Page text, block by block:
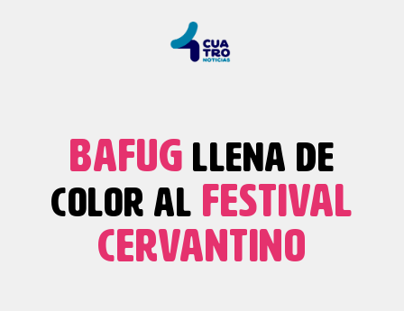
BAFUG LLENA DE
COLOR AL FESTIVAL
CERVANTINO